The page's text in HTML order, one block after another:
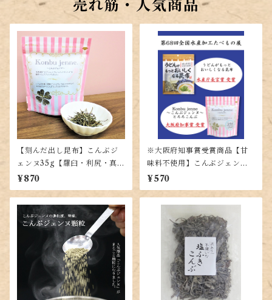
売れ筋・人気商品
【刻んだ出し昆布】こんぶジ
ェンヌ35g【羅臼・利尻・真昆
布の黄金比率ブレンド】
¥870
※大阪府知事賞受賞商品【甘
味料不使用】こんぶジェンヌ
とろろ35g【羅臼・利尻・真昆
布の入った贅沢とろろ昆布】
¥570